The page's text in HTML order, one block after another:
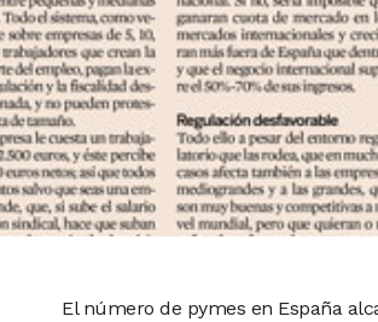
El número de pymes en España